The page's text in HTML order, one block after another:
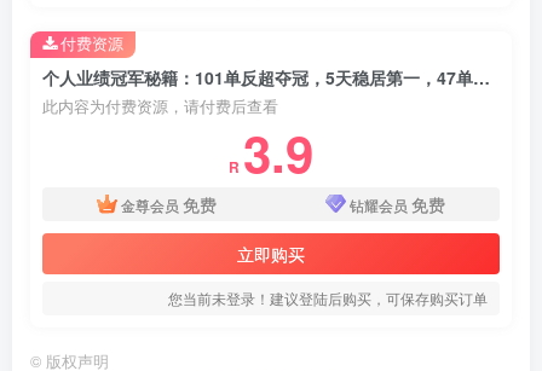
个人业绩冠军秘籍：101单反超夺冠，5天稳居第一，47单夺冠
此内容为付费资源，请付费后查看
R 3.9
金尊会员 免费 钻耀会员 免费
立即购买
您当前未登录！建议登陆后购买，可保存购买订单
付费资源
© 版权声明